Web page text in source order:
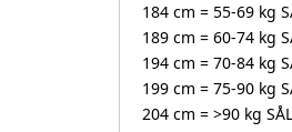
184 cm = 55-69 kg
189 cm = 60-74 kg
194 cm = 70-84 kg
199 cm = 75-90 kg
204 cm = >90 kg